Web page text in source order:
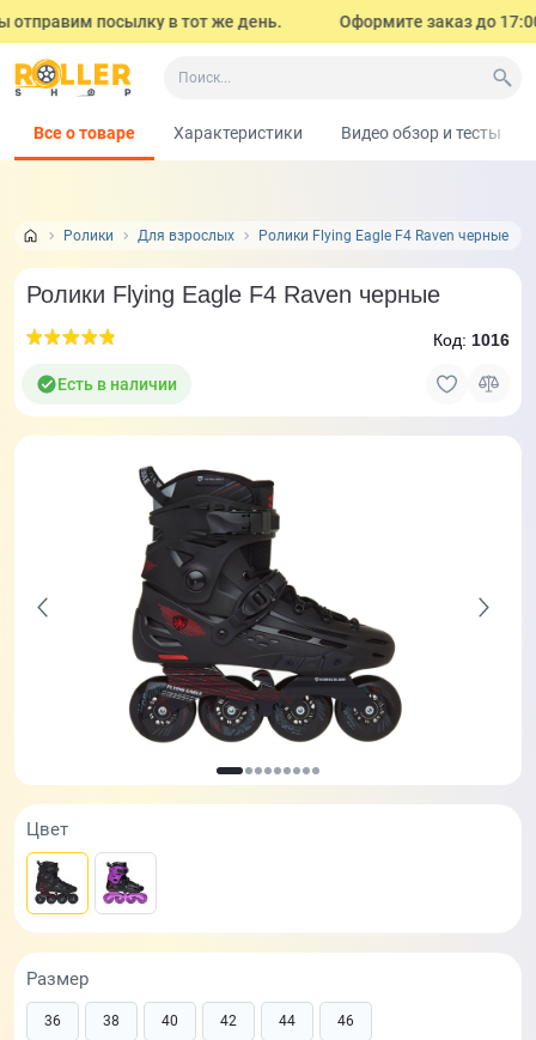
посылку в тот же день. Оформите заказ до 17:00
Ролики Для взрослых Ролики Flying Eagle F4 Raven черные
Все о товаре Характеристики Видео обзор и тесты
Ролики Flying Eagle F4 Raven черные
Есть в наличии
Код: 1016
Цвет
Размер
36 38 40 42 44 46